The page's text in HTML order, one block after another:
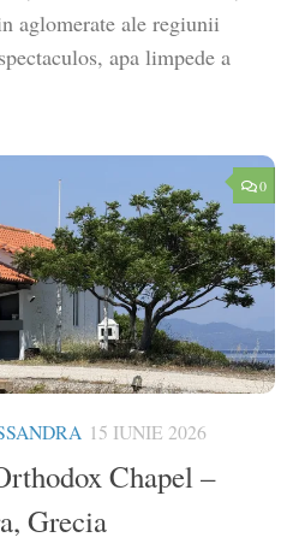
aglomerate ale regiunii
apa limpede a
0
15 IUNIE 2026
Chapel –
Grecia